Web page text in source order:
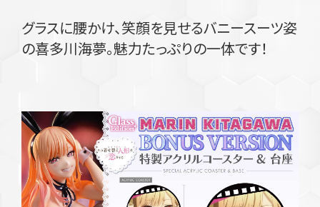
グラスに腰かけ、笑顔を見せるバニースーツ姿
の喜多川海夢。魅力たっぷりの一体です！